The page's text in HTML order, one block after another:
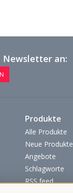
Newsletter an:
Produkte
Alle Produkte
Neue Produkte
Angebote
Schlagworte
RSS feed